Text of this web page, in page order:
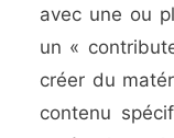
avec une ou
un «
créer du
contenu